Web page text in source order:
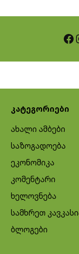
Facebook
კატეგორიები
ახალი ამბები
საზოგადოება
ეკონომიკა
კომენტარი
ხელოვნება
სამხრეთ
ბლოგები